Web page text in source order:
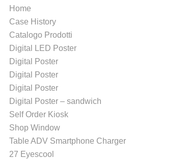
Home
Case History
Catalogo Prodotti
Digital LED Poster
Digital Poster
Digital Poster
Digital Poster
Digital Poster – sandwich
Self Order Kiosk
Shop Window
Table ADV Smartphone Charger
27 Eyescool